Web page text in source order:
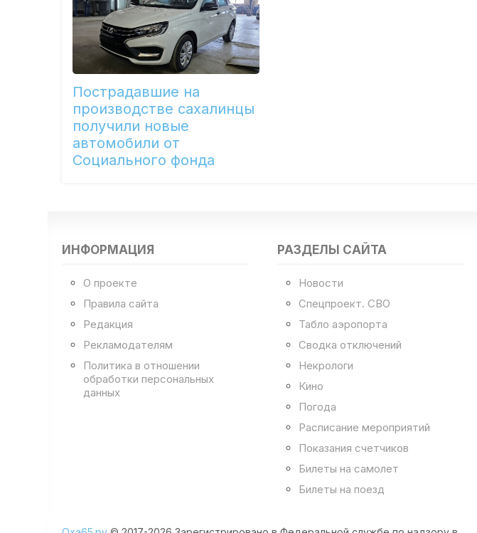
Пострадавшие на
производстве сахалинцы
получили новые
автомобили от
Социального фонда
ИНФОРМАЦИЯ
О проекте
Правила сайта
Редакция
Рекламодателям
Политика в отношении
обработки персональных
данных
РАЗДЕЛЫ САЙТА
Новости
Спецпроект. СВО
Табло аэропорта
Сводка отключений
Некрологи
Кино
Погода
Расписание мероприятий
Показания счетчиков
Билеты на самолет
Билеты на поезд